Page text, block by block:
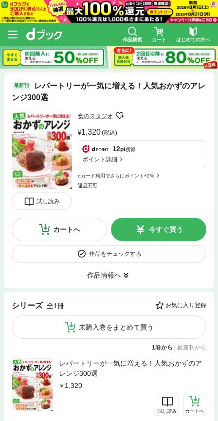
作品検索 カート はじめての方へ
最新刊
レパートリーが一気に増える！人気おかずのアレ
ンジ300選
試し読み
食のスタジオ
1,320(税込)
12pt獲得
ポイント詳細
dカード利用でさらにポイント+2%
返品不可
カートへ 今すぐ買う
作品をチェックする
作品情報へ
シリーズ 全1冊 お気に入り登録
未購入巻をまとめて買う
1巻から 最新刊から
レパートリーが一気に増える！人気おかずのア
レンジ300選
1,320
試し読み カートへ